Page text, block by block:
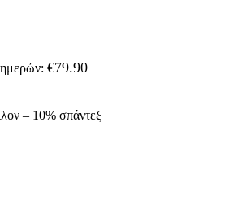
€79.90
– 10% σπάντεξ